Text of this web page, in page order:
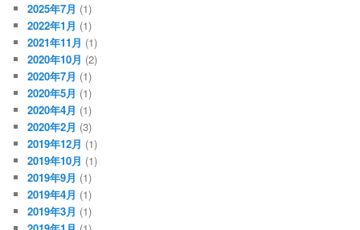
2025年7月 (1)
2022年1月 (1)
2021年11月 (1)
2020年10月 (2)
2020年7月 (1)
2020年5月 (1)
2020年4月 (1)
2020年2月 (3)
2019年12月 (1)
2019年10月 (1)
2019年9月 (1)
2019年4月 (1)
2019年3月 (1)